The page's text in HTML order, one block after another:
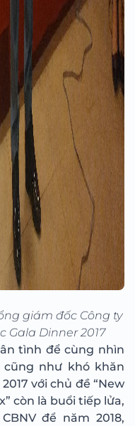
giám đốc Công ty
Gala Dinner 2017
tình để cùng nhìn
như khó khăn
với chủ đề “New
còn là buổi tiếp lửa,
để năm 2018,